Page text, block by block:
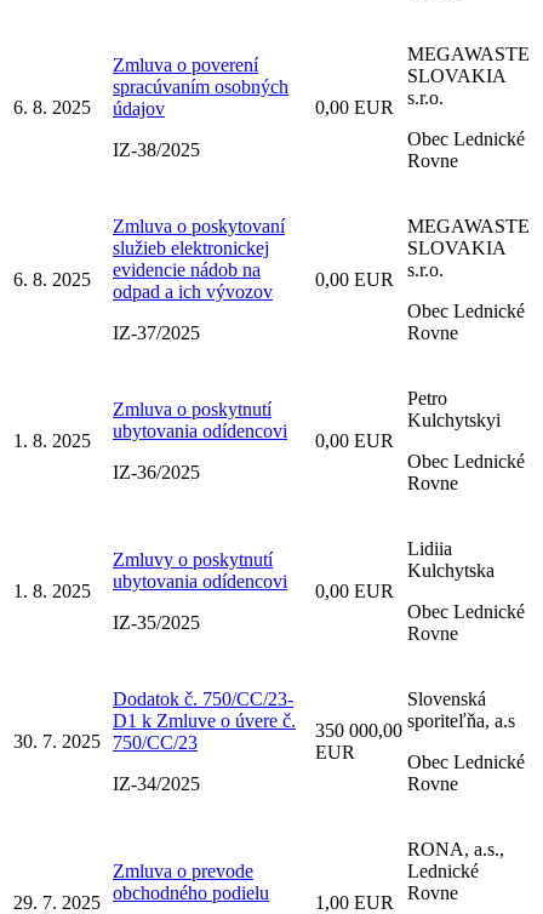
6. 8. 2025
Zmluva o poverení
spracúvaním osobných
údajov
IZ-38/2025
0,00 EUR
MEGAWASTE
SLOVAKIA
s.r.o.
Obec Lednické
Rovne
6. 8. 2025
Zmluva o poskytovaní
služieb elektronickej
evidencie nádob na
odpad a ich vývozov
IZ-37/2025
0,00 EUR
MEGAWASTE
SLOVAKIA
s.r.o.
Obec Lednické
Rovne
1. 8. 2025
Zmluva o poskytnutí
ubytovania odídencovi
IZ-36/2025
0,00 EUR
Petro
Kulchytskyi
Obec Lednické
Rovne
1. 8. 2025
Zmluvy o poskytnutí
ubytovania odídencovi
IZ-35/2025
0,00 EUR
Lidiia
Kulchytska
Obec Lednické
Rovne
30. 7. 2025
Dodatok č. 750/CC/23-
D1 k Zmluve o úvere č.
750/CC/23
IZ-34/2025
350 000,00
EUR
Slovenská
sporiteľňa, a.s
Obec Lednické
Rovne
29. 7. 2025
Zmluva o prevode
obchodného podielu
1,00 EUR
RONA, a.s.,
Lednické
Rovne